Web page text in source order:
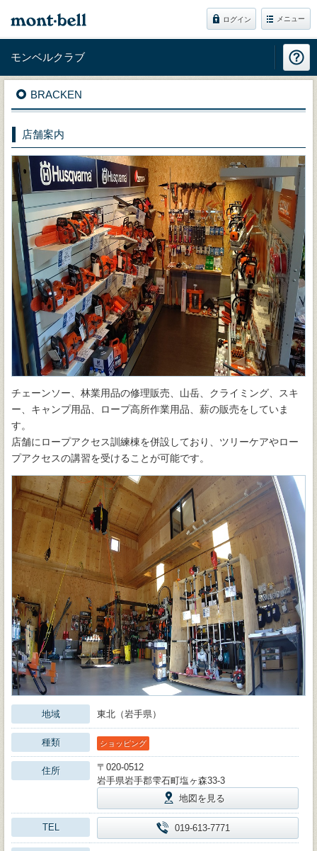
ログイン メニュー
モンベルクラブ
BRACKEN
店舗案内
チェーンソー、林業用品の修理販売、山岳、クライミング、スキ
ー、キャンプ用品、ロープ高所作業用品、薪の販売をしていま
す。
店舗にロープアクセス訓練棟を併設しており、ツリーケアやロー
プアクセスの講習を受けることが可能です。
地域 東北（岩手県）
種類 ショッピング
住所
〒020-0512
岩手県岩手郡雫石町塩ヶ森33-3
地図を見る
TEL 019-613-7771